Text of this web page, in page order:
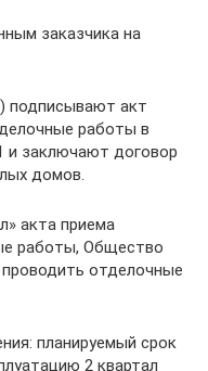
заказчика на
подписывают акт
работы в
и заключают договор
домов.
акта приема
работы, Общество
отделочные
планируемый срок
2 квартал